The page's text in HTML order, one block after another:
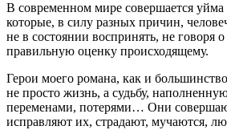
В современном мире совершается уйма
которые, в силу разных причин,
не в состоянии воспринять, не говоря
правильную оценку происходящему.
Герои моего романа, как и
не просто жизнь, а судьбу,
переменами, потерями… Они
исправляют их, страдают, мучаются,